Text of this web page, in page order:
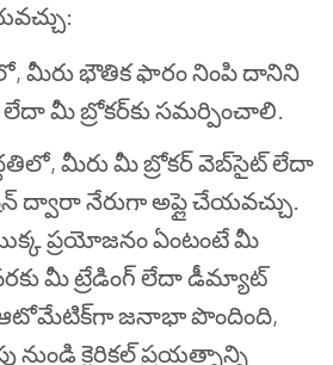
మీరు భౌతిక ఫారం నింపి దానిని
లేదా మీ బ్రోకర్‌కు సమర్పించాలి.
మీరు మీ బ్రోకర్ వెబ్‌సైట్ లేదా
ద్వారా నేరుగా అప్లై చేయవచ్చు.
ప్రయోజనం ఏంటంటే మీ
మీ ట్రేడింగ్ లేదా డీమ్యాట్
ఆటోమేటిక్‌గా జనాభా పొందింది,
క్లెరికల్ ప్రయత్నాన్ని